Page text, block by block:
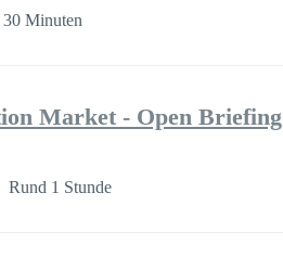
30 Minuten
Market - Open Briefing
Rund 1 Stunde